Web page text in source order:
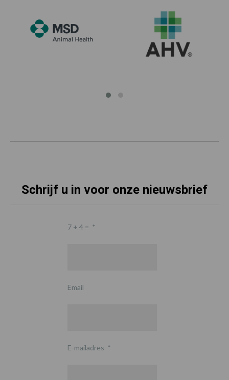
Schrijf u in voor onze nieuwsbrief
7 + 4 = *
Email
E-mailadres *